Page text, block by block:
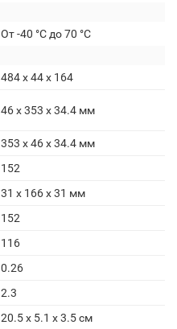
От -40 °C до 70 °C
484 x 44 x 164
46 x 353 x 34.4 мм
353 x 46 x 34.4 мм
152
31 x 166 x 31 мм
152
116
0.26
2.3
20.5 x 5.1 x 3.5 см